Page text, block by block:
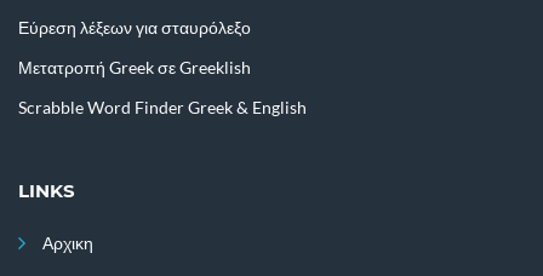
Εύρεση λέξεων για σταυρόλεξο
Μετατροπή Greek σε Greeklish
Scrabble Word Finder Greek & English
LINKS
Αρχικη